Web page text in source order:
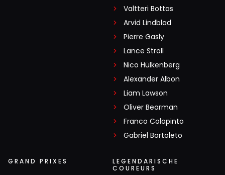
Valtteri Bottas
Arvid Lindblad
Pierre Gasly
Lance Stroll
Nico Hülkenberg
Alexander Albon
Liam Lawson
Oliver Bearman
Franco Colapinto
Gabriel Bortoleto
GRAND PRIXES
LEGENDARISCHE
COUREURS